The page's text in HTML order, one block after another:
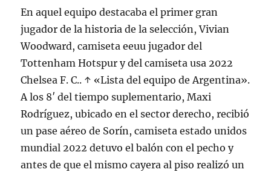
En aquel equipo destacaba el primer gran
jugador de la historia de la selección, Vivian
Woodward, camiseta eeuu jugador del
Tottenham Hotspur y del camiseta usa 2022
Chelsea F. C.. ↑ «Lista del equipo de Argentina».
A los 8′ del tiempo suplementario, Maxi
Rodríguez, ubicado en el sector derecho, recibió
un pase aéreo de Sorín, camiseta estado unidos
mundial 2022 detuvo el balón con el pecho y
antes de que el mismo cayera al piso realizó un